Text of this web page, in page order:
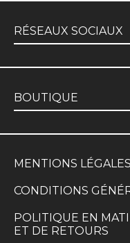
RÉSEAUX SOCIAUX
BOUTIQUE
MENTIONS LÉGALES
CONDITIONS
POLITIQUE EN
ET DE RETOURS